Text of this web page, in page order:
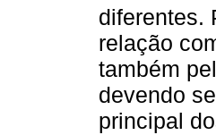
diferentes.
relação
também
devendo
principal